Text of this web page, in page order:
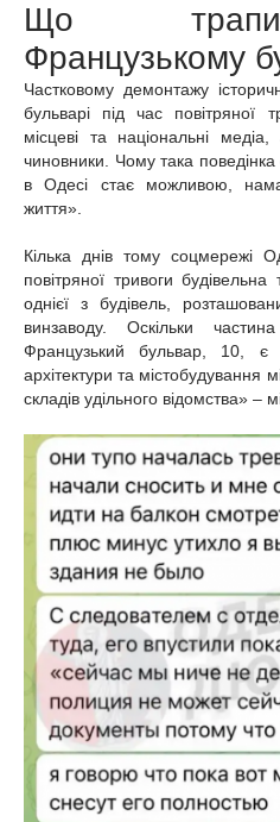
Що
Французькому
Частковому демонтажу
бульварі під час повітряної
місцеві та національні медіа,
чиновники. Чому така
в Одесі стає можливою,
життя».
Кілька днів тому соцмережі
повітряної тривоги
однієї з будівель,
винзаводу. Оскільки
Французький бульвар, 10, є
архітектури та містобудування
складів удільного відомства» –